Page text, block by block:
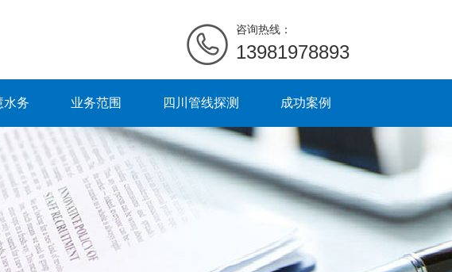
咨询热线：
13981978893
水务 业务范围 四川管线探测 成功案例